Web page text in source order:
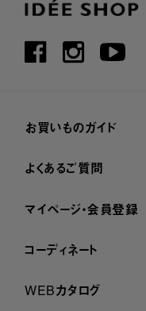
お買いものガイド
よくあるご質問
マイページ・会員登録
コーディネート
WEBカタログ